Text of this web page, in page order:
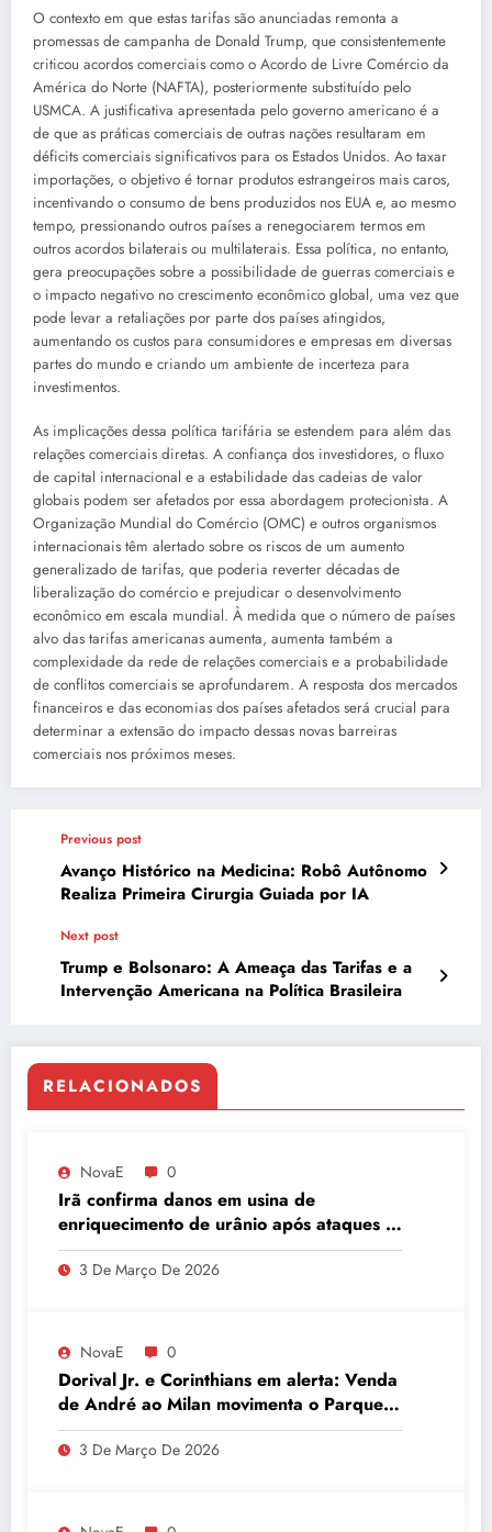
O contexto em que estas tarifas são anunciadas remonta a
promessas de campanha de Donald Trump, que consistentemente
criticou acordos comerciais como o Acordo de Livre Comércio da
América do Norte (NAFTA), posteriormente substituído pelo
USMCA. A justificativa apresentada pelo governo americano é a
de que as práticas comerciais de outras nações resultaram em
déficits comerciais significativos para os Estados Unidos. Ao taxar
importações, o objetivo é tornar produtos estrangeiros mais caros,
incentivando o consumo de bens produzidos nos EUA e, ao mesmo
tempo, pressionando outros países a renegociarem termos em
outros acordos bilaterais ou multilaterais. Essa política, no entanto,
gera preocupações sobre a possibilidade de guerras comerciais e
o impacto negativo no crescimento econômico global, uma vez que
pode levar a retaliações por parte dos países atingidos,
aumentando os custos para consumidores e empresas em diversas
partes do mundo e criando um ambiente de incerteza para
investimentos.
As implicações dessa política tarifária se estendem para além das
relações comerciais diretas. A confiança dos investidores, o fluxo
de capital internacional e a estabilidade das cadeias de valor
globais podem ser afetados por essa abordagem protecionista. A
Organização Mundial do Comércio (OMC) e outros organismos
internacionais têm alertado sobre os riscos de um aumento
generalizado de tarifas, que poderia reverter décadas de
liberalização do comércio e prejudicar o desenvolvimento
econômico em escala mundial. À medida que o número de países
alvo das tarifas americanas aumenta, aumenta também a
complexidade da rede de relações comerciais e a probabilidade
de conflitos comerciais se aprofundarem. A resposta dos mercados
financeiros e das economias dos países afetados será crucial para
determinar a extensão do impacto dessas novas barreiras
comerciais nos próximos meses.
Previous post
Avanço Histórico na Medicina: Robô Autônomo
Realiza Primeira Cirurgia Guiada por IA
Next post
Trump e Bolsonaro: A Ameaça das Tarifas e a
Intervenção Americana na Política Brasileira
RELACIONADOS
NovaE 0
Irã confirma danos em usina de
enriquecimento de urânio após ataques e
embaixador evita detalhes sobre
quantidade de urânio enriquecido
3 De Março De 2026
NovaE 0
Dorival Jr. e Corinthians em alerta: Venda
de André ao Milan movimenta o Parque
São Jorge
3 De Março De 2026